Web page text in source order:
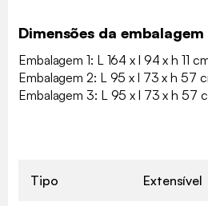
Dimensões da embalagem
Embalagem 1: L 164 x l 94 x h 11
Embalagem 2: L 95 x l 73 x h 57
Embalagem 3: L 95 x l 73 x h 57
Tipo Extensível